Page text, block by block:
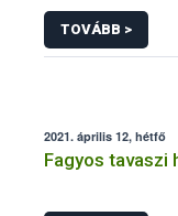
TOVÁBB >
2021. április 12, hétfő
Fagyos tavaszi